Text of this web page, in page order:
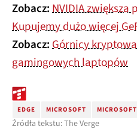
Zobacz:NVIDIA zwiększa
Kupujemy dużo więcej
Zobacz:Górnicy
gamingowych laptopów
EDGE MICROSOFT
Źródła tekstu: The Verge